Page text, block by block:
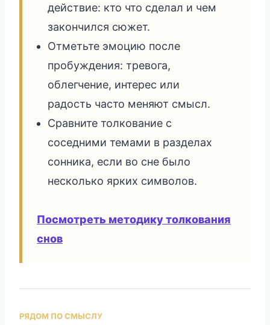
действие: кто что сделал и чем
закончился сюжет.
Отметьте эмоцию после
пробуждения: тревога,
облегчение, интерес или
радость часто меняют смысл.
Сравните толкование с
соседними темами в разделах
сонника, если во сне было
несколько ярких символов.
Посмотреть методику толкования
снов
РЯДОМ ПО СМЫСЛУ